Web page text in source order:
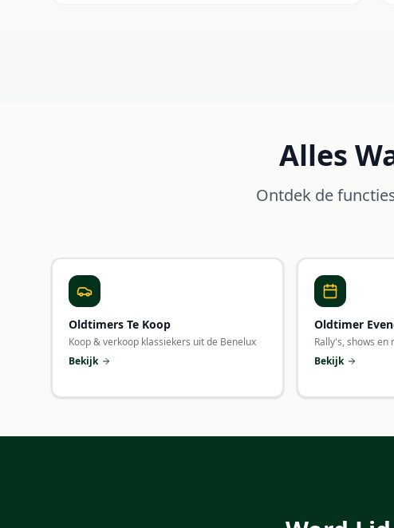
Alles
Ontdek de
Oldtimers Te Koop
Koop & verkoop klassiekers uit de Benelux
Bekijk
Oldtimer
Rally's, shows
Bekijk